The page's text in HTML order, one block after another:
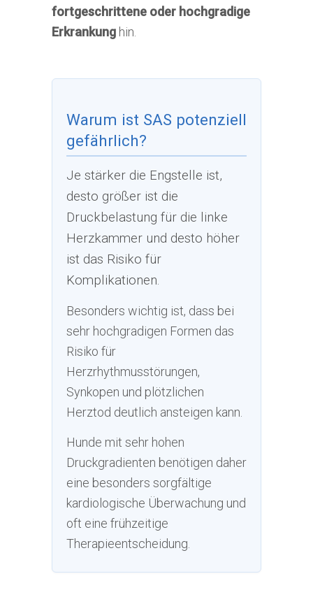
fortgeschrittene oder hochgradige
Erkrankung hin.
Warum ist SAS potenziell
gefährlich?
Je stärker die Engstelle ist,
desto größer ist die
Druckbelastung für die linke
Herzkammer und desto höher
ist das Risiko für
Komplikationen.
Besonders wichtig ist, dass bei
sehr hochgradigen Formen das
Risiko für
Herzrhythmusstörungen,
Synkopen und plötzlichen
Herztod deutlich ansteigen kann.
Hunde mit sehr hohen
Druckgradienten benötigen daher
eine besonders sorgfältige
kardiologische Überwachung und
oft eine frühzeitige
Therapieentscheidung.